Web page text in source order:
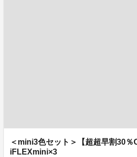
＜mini3色セット＞【超超早割30％
iFLEXmini×3